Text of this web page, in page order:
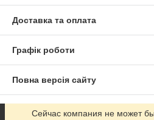
Доставка та оплата
Графік роботи
Повна версія сайту
Сайт створено на маркетплейсі
Сейчас компания не может